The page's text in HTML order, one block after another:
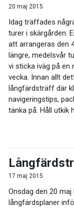
20 maj 2015
Idag träffades
turer i skärgården.
att arrangeras den
längre, medelsvår
vi sticka iväg på en
vecka. Innan allt
långfärdsträff där
navigeringstips,
tänka på. Håll utkik
17 maj 2015
Onsdag den 20
långfärdsplaner